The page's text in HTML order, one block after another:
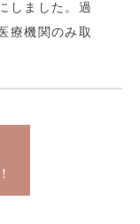
しました。過
療機関のみ取